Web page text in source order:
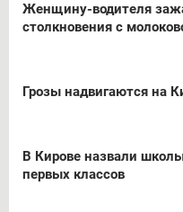
Женщину-водителя
столкновения с
Грозы надвигаются на
В Кирове назвали
первых классов